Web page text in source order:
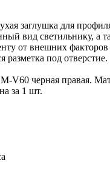
заглушка для
вид светильнику, а
от внешних
разметка под отверстие.
V60 черная правая.
за 1 шт.